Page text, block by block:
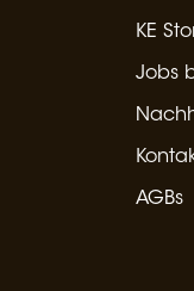
KE
Jobs
AGBs